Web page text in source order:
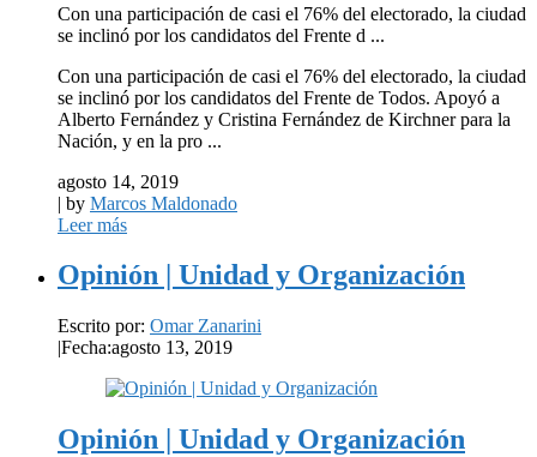
Con una participación de casi el 76% del electorado, la ciudad
se inclinó por los candidatos del Frente d ...
Con una participación de casi el 76% del electorado, la ciudad
se inclinó por los candidatos del Frente de Todos. Apoyó a
Alberto Fernández y Cristina Fernández de Kirchner para la
Nación, y en la pro ...
agosto 14, 2019
| by Marcos Maldonado
Leer más
Opinión | Unidad y Organización
Escrito por: Omar Zanarini
|Fecha:agosto 13, 2019
Opinión | Unidad y Organización